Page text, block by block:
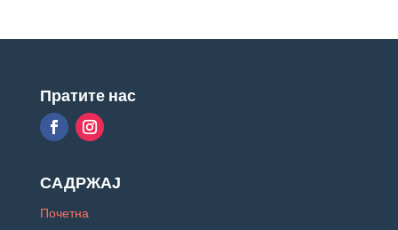
Пратите нас
САДРЖАЈ
Почетна